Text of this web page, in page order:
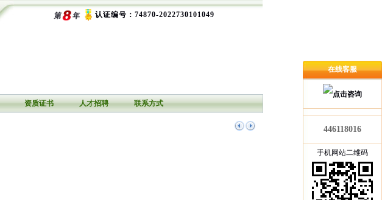
认证编号：74870-2022730101049
资质证书 人才招聘 联系方式
在线客服
446118016
手机网站二维码